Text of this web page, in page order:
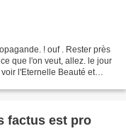
! ouf . Rester près
que l'on veut, allez. le jour
l'Eternelle Beauté et
factus est pro